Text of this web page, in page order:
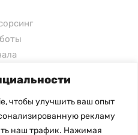
чтобы улучшить ваш опыт
рекламу
наш трафик. Нажимая